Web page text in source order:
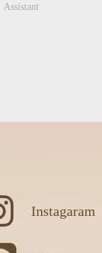
Assistant
Instagaram